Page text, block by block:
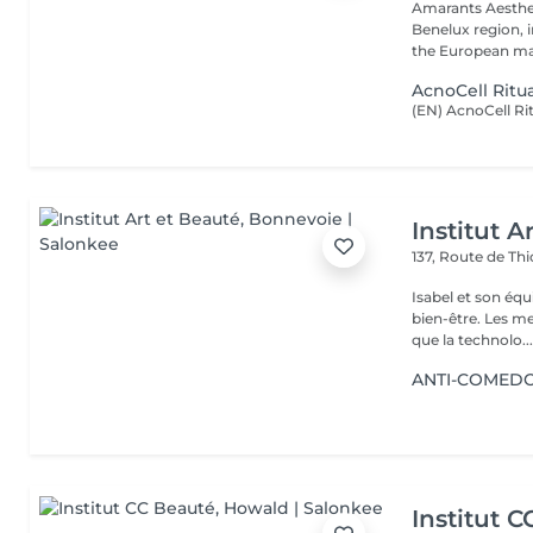
Amarants
Benelux region,
the European
AcnoCell
Institut
137, Route de
Isabel et son
bien-être. Les meilleures marques esthétiques et cosmétiques ainsi
que la technolo...
ANTI-
Institut